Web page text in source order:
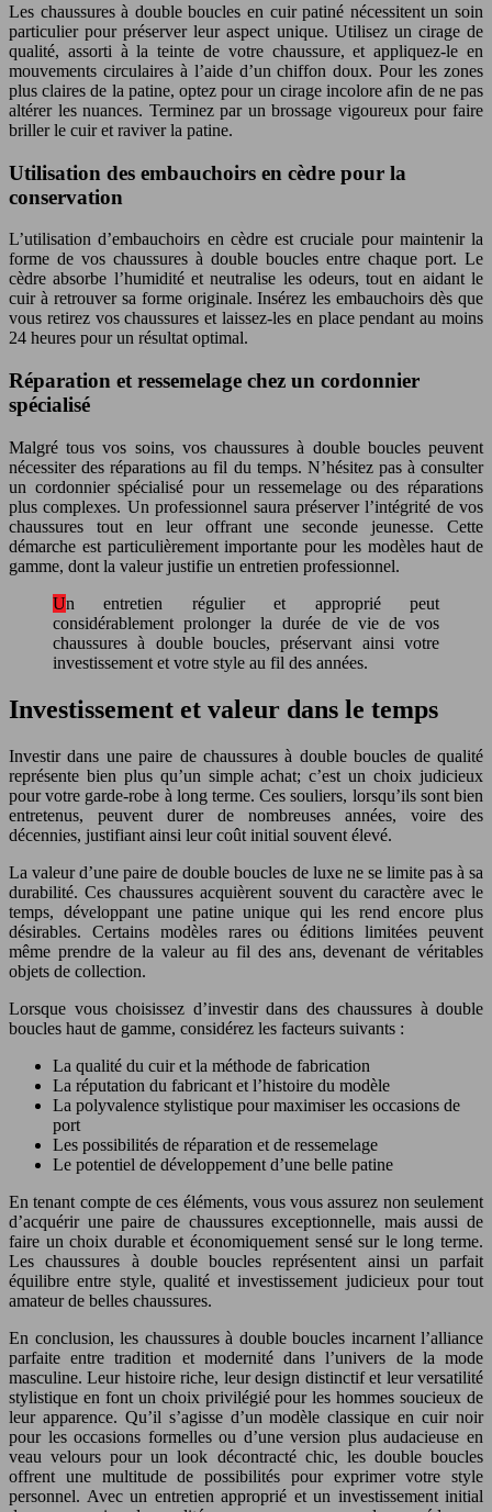
Les chaussures à double boucles en cuir patiné nécessitent un soin
particulier pour préserver leur aspect unique. Utilisez un cirage de
qualité, assorti à la teinte de votre chaussure, et appliquez-le en
mouvements circulaires à l’aide d’un chiffon doux. Pour les zones
plus claires de la patine, optez pour un cirage incolore afin de ne pas
altérer les nuances. Terminez par un brossage vigoureux pour faire
briller le cuir et raviver la patine.
Utilisation des embauchoirs en cèdre pour la
conservation
L’utilisation d’embauchoirs en cèdre est cruciale pour maintenir la
forme de vos chaussures à double boucles entre chaque port. Le
cèdre absorbe l’humidité et neutralise les odeurs, tout en aidant le
cuir à retrouver sa forme originale. Insérez les embauchoirs dès que
vous retirez vos chaussures et laissez-les en place pendant au moins
24 heures pour un résultat optimal.
Réparation et ressemelage chez un cordonnier
spécialisé
Malgré tous vos soins, vos chaussures à double boucles peuvent
nécessiter des réparations au fil du temps. N’hésitez pas à consulter
un cordonnier spécialisé pour un ressemelage ou des réparations
plus complexes. Un professionnel saura préserver l’intégrité de vos
chaussures tout en leur offrant une seconde jeunesse. Cette
démarche est particulièrement importante pour les modèles haut de
gamme, dont la valeur justifie un entretien professionnel.
Un entretien régulier et approprié peut
considérablement prolonger la durée de vie de vos
chaussures à double boucles, préservant ainsi votre
investissement et votre style au fil des années.
Investissement et valeur dans le temps
Investir dans une paire de chaussures à double boucles de qualité
représente bien plus qu’un simple achat; c’est un choix judicieux
pour votre garde-robe à long terme. Ces souliers, lorsqu’ils sont bien
entretenus, peuvent durer de nombreuses années, voire des
décennies, justifiant ainsi leur coût initial souvent élevé.
La valeur d’une paire de double boucles de luxe ne se limite pas à sa
durabilité. Ces chaussures acquièrent souvent du caractère avec le
temps, développant une patine unique qui les rend encore plus
désirables. Certains modèles rares ou éditions limitées peuvent
même prendre de la valeur au fil des ans, devenant de véritables
objets de collection.
Lorsque vous choisissez d’investir dans des chaussures à double
boucles haut de gamme, considérez les facteurs suivants :
La qualité du cuir et la méthode de fabrication
La réputation du fabricant et l’histoire du modèle
La polyvalence stylistique pour maximiser les occasions de
port
Les possibilités de réparation et de ressemelage
Le potentiel de développement d’une belle patine
En tenant compte de ces éléments, vous vous assurez non seulement
d’acquérir une paire de chaussures exceptionnelle, mais aussi de
faire un choix durable et économiquement sensé sur le long terme.
Les chaussures à double boucles représentent ainsi un parfait
équilibre entre style, qualité et investissement judicieux pour tout
amateur de belles chaussures.
En conclusion, les chaussures à double boucles incarnent l’alliance
parfaite entre tradition et modernité dans l’univers de la mode
masculine. Leur histoire riche, leur design distinctif et leur versatilité
stylistique en font un choix privilégié pour les hommes soucieux de
leur apparence. Qu’il s’agisse d’un modèle classique en cuir noir
pour les occasions formelles ou d’une version plus audacieuse en
veau velours pour un look décontracté chic, les double boucles
offrent une multitude de possibilités pour exprimer votre style
personnel. Avec un entretien approprié et un investissement initial